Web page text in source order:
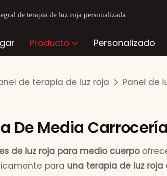
de terapia de luz roja personalizada
Producto Personalizado
de terapia de luz roja Panel de
De Media Carrocería
de luz roja para medio cuerpo
para una terapia de luz